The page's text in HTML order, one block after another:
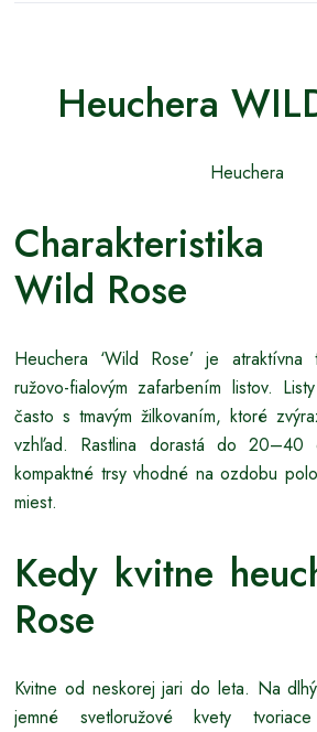
Heuchera
Heuchera
Charakteristika
Wild Rose
Heuchera ‘Wild Rose’ je atraktívna
ružovo-fialovým zafarbením listov.
často s tmavým žilkovaním, ktoré
vzhľad. Rastlina dorastá do 20–40
kompaktné trsy vhodné na ozdobu
miest.
Kedy kvitne
Rose
Kvitne od neskorej jari do leta. Na
jemné svetloružové kvety